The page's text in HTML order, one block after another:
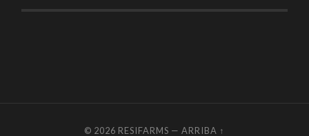
© 2026 RESIFARMS — ARRIBA ↑